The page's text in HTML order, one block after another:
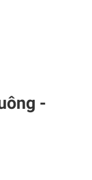
-